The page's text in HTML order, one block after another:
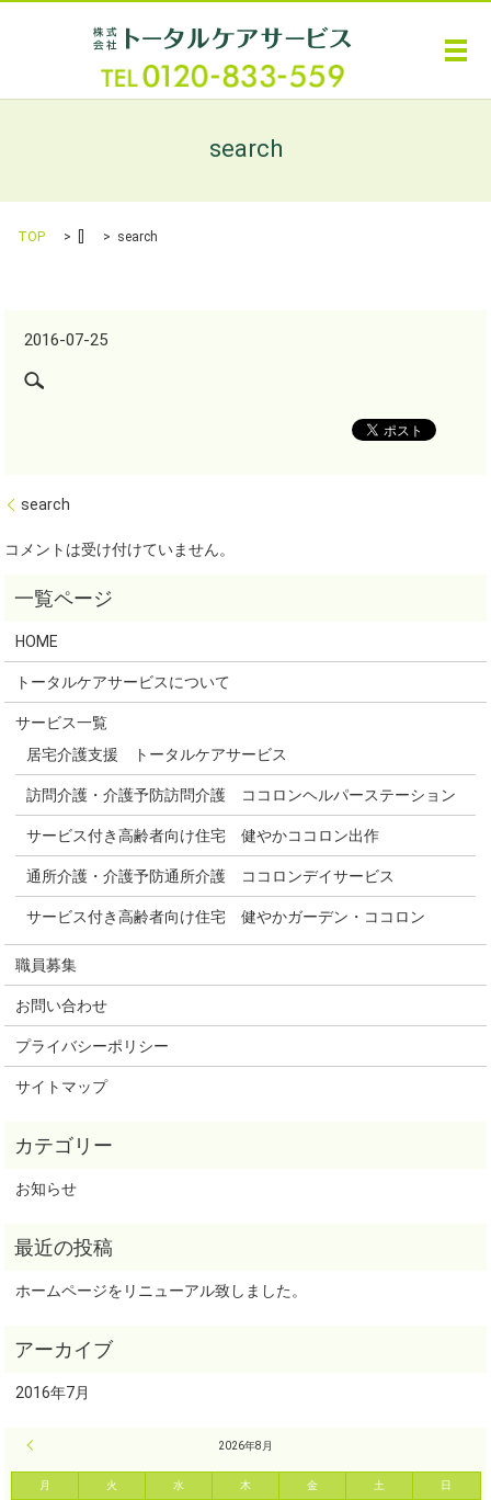
メ
search
TOP search
2016-07-25
search
コメントは受け付けていません。
HOME
トータルケアサービスについて
サービス一覧
居宅介護支援 トータルケアサービス
訪問介護・介護予防訪問介護 ココロンヘルパーステーション
サービス付き高齢者向け住宅 健やかココロン出作
通所介護・介護予防通所介護 ココロンデイサービス
サービス付き高齢者向け住宅 健やかガーデン・ココロン
職員募集
お問い合わせ
プライバシーポリシー
サイトマップ
お知らせ
ホームページをリニューアル致しました。
2016年7月
2026年8月
月 火 水 木 金 土 日